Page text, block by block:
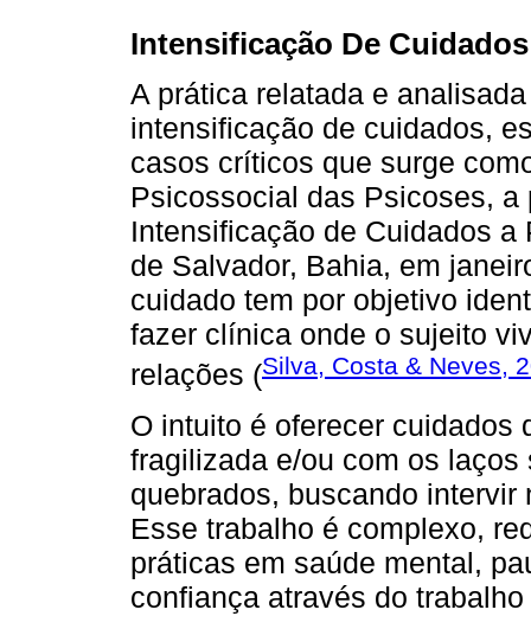
Intensificação De Cuidados
A prática relatada e
intensificação de cuidados,
casos críticos que surge
Psicossocial das Psicoses,
Intensificação de Cuidados
de Salvador, Bahia, em
cuidado tem por objetivo
fazer clínica onde o sujeito
relações (Silva, Costa & Neves,
O intuito é oferecer cuidados
fragilizada e/ou com os
quebrados, buscando
Esse trabalho é complexo,
práticas em saúde mental,
confiança através do